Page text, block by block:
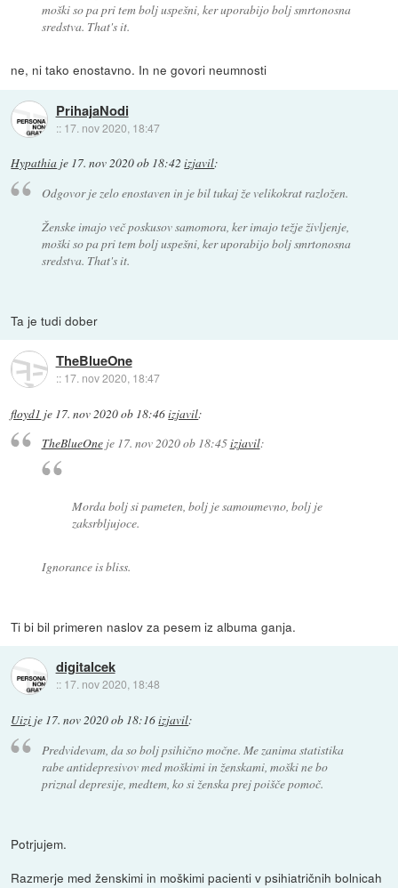
moški so pa pri tem bolj uspešni, ker uporabijo bolj smrtonosna
sredstva. That's it.
ne, ni tako enostavno. In ne govori neumnosti
PrihajaNodi
:: 17. nov 2020, 18:47
Hypathia je 17. nov 2020 ob 18:42 izjavil:
Odgovor je zelo enostaven in je bil tukaj že velikokrat razložen.
Ženske imajo več poskusov samomora, ker imajo težje življenje,
moški so pa pri tem bolj uspešni, ker uporabijo bolj smrtonosna
sredstva. That's it.
Ta je tudi dober
TheBlueOne
:: 17. nov 2020, 18:47
floyd1 je 17. nov 2020 ob 18:46izjavil:
TheBlueOneje 17. nov 2020 ob 18:45izjavil:
Morda bolj si pameten, bolj je samoumevno, bolj je
zaksrbljujoce.
Ignorance is bliss.
Ti bi bil primeren naslov za pesem iz albuma ganja.
digitalcek
:: 17. nov 2020, 18:48
Uizi je 17. nov 2020 ob 18:16izjavil:
Predvidevam, da so bolj psihično močne. Me zanima statistika
rabe antidepresivov med moškimi in ženskami, moški ne bo
priznal depresije, medtem, ko si ženska prej poišče pomoč.
Potrjujem.
Razmerje med ženskimi in moškimi pacienti v psihiatričnih bolnicah